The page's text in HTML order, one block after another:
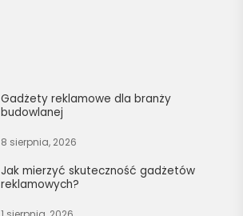
Gadżety reklamowe dla branży
budowlanej
8 sierpnia, 2026
Jak mierzyć skuteczność gadżetów
reklamowych?